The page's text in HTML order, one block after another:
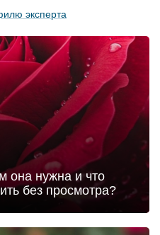
эксперта
она нужна и что
без просмотра?